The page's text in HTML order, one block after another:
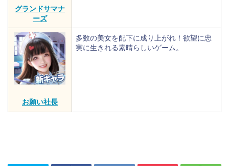
グランドサマナ
ーズ
お願い社長
多数の美女を配下に成り上がれ！欲望に忠
実に生きれる素晴らしいゲーム。